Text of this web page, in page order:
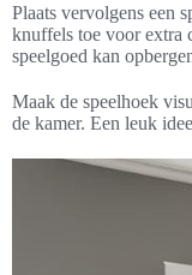
Plaats vervolgens een
knuffels toe voor extra
speelgoed kan
Maak de speelhoek
de kamer. Een leuk